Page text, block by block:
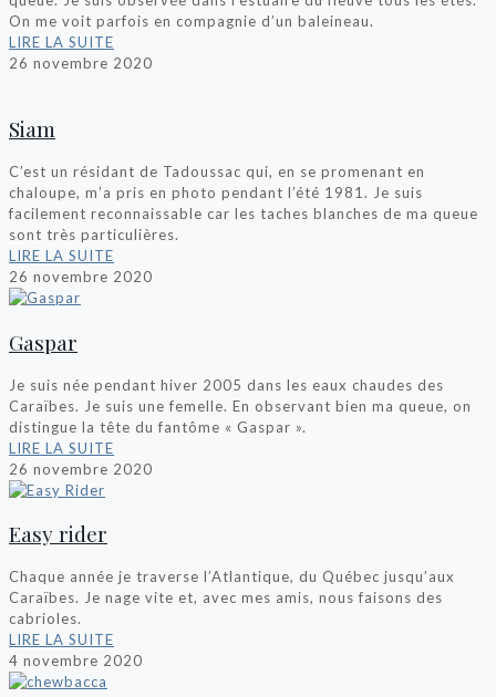
On me voit parfois en compagnie d’un baleineau.
LIRE LA SUITE
26 novembre 2020
Siam
C’est un résidant de Tadoussac qui, en se promenant en
chaloupe, m’a pris en photo pendant l’été 1981. Je suis
facilement reconnaissable car les taches blanches de ma queue
sont très particulières.
LIRE LA SUITE
26 novembre 2020
Gaspar
Je suis née pendant hiver 2005 dans les eaux chaudes des
Caraïbes. Je suis une femelle. En observant bien ma queue, on
distingue la tête du fantôme « Gaspar ».
LIRE LA SUITE
26 novembre 2020
Easy rider
Chaque année je traverse l’Atlantique, du Québec jusqu’aux
Caraïbes. Je nage vite et, avec mes amis, nous faisons des
cabrioles.
LIRE LA SUITE
4 novembre 2020